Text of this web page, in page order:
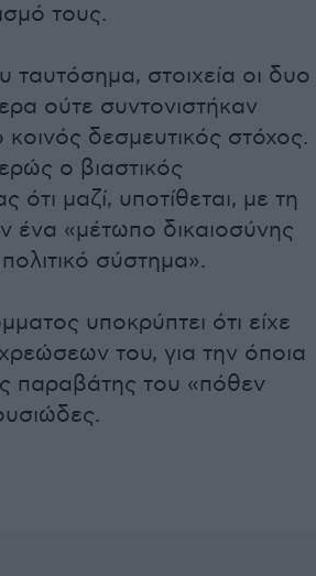
τους.
στοιχεία οι δυο
ούτε συντονιστήκαν
δεσμευτικός στόχος.
ο βιαστικός
μαζί, υποτίθεται, με τη
ένα «μέτωπο δικαιοσύνης
σύστημα».
υποκρύπτει ότι είχε
του, για την όποια
παραβάτης του «πόθεν